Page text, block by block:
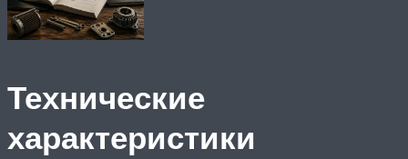
Технические
характеристики